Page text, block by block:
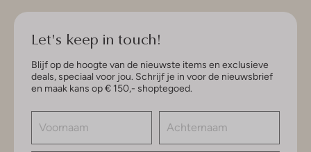
Let's keep in touch!
Blijf op de hoogte van de nieuwste items en exclusieve
deals, speciaal voor jou. Schrijf je in voor de nieuwsbrief
en maak kans op € 150,- shoptegoed.